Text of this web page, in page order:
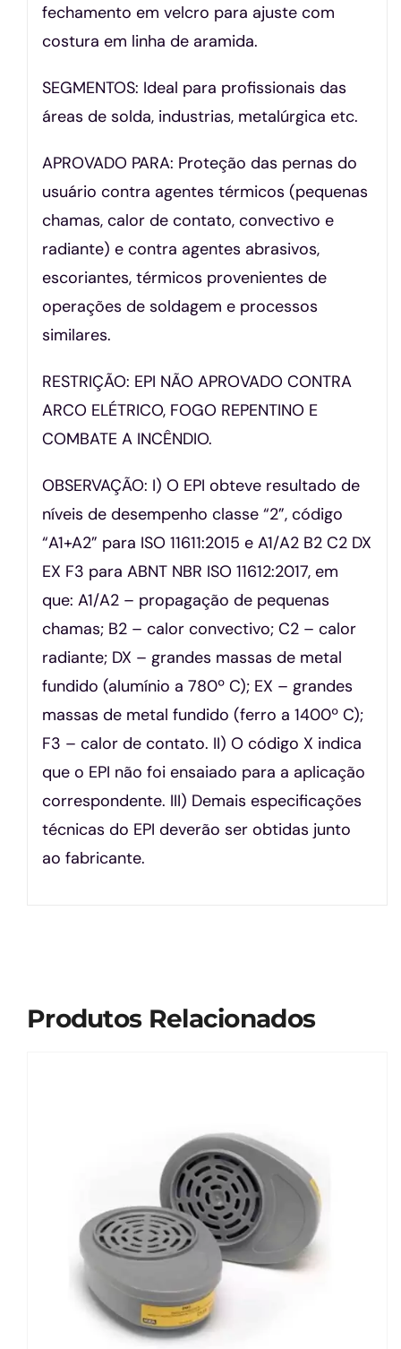
fechamento em velcro para ajuste com
costura em linha de aramida.
SEGMENTOS: Ideal para profissionais das
áreas de solda, industrias, metalúrgica etc.
APROVADO PARA: Proteção das pernas do
usuário contra agentes térmicos (pequenas
chamas, calor de contato, convectivo e
radiante) e contra agentes abrasivos,
escoriantes, térmicos provenientes de
operações de soldagem e processos
similares.
RESTRIÇÃO: EPI NÃO APROVADO CONTRA
ARCO ELÉTRICO, FOGO REPENTINO E
COMBATE A INCÊNDIO.
OBSERVAÇÃO: I) O EPI obteve resultado de
níveis de desempenho classe “2”, código
“A1+A2” para ISO 11611:2015 e A1/A2 B2 C2 DX
EX F3 para ABNT NBR ISO 11612:2017, em
que: A1/A2 – propagação de pequenas
chamas; B2 – calor convectivo; C2 – calor
radiante; DX – grandes massas de metal
fundido (alumínio a 780º C); EX – grandes
massas de metal fundido (ferro a 1400º C);
F3 – calor de contato. II) O código X indica
que o EPI não foi ensaiado para a aplicação
correspondente. III) Demais especificações
técnicas do EPI deverão ser obtidas junto
ao fabricante.
Produtos Relacionados